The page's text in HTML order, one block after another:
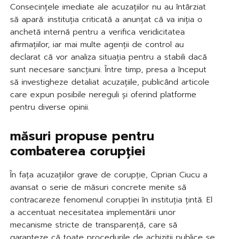
Consecințele imediate ale acuzațiilor nu au întârziat
să apară: instituția criticată a anunțat că va iniția o
anchetă internă pentru a verifica veridicitatea
afirmațiilor, iar mai multe agenții de control au
declarat că vor analiza situația pentru a stabili dacă
sunt necesare sancțiuni. Între timp, presa a început
să investigheze detaliat acuzațiile, publicând articole
care expun posibile nereguli și oferind platforme
pentru diverse opinii.
măsuri propuse pentru
combaterea corupției
În fața acuzațiilor grave de corupție, Ciprian Ciucu a
avansat o serie de măsuri concrete menite să
contracareze fenomenul corupției în instituția țintă. El
a accentuat necesitatea implementării unor
mecanisme stricte de transparență, care să